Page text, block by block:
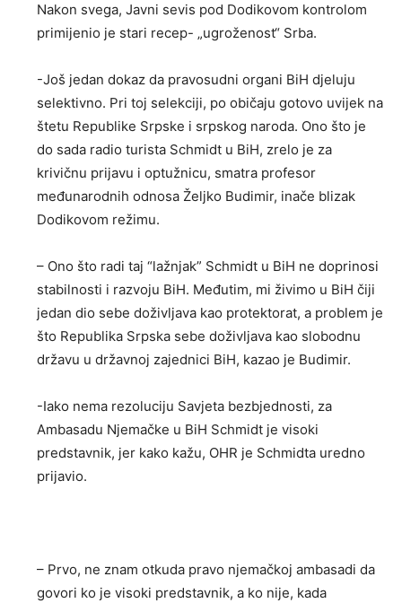
Nakon svega, Javni sevis pod Dodikovom kontrolom
primijenio je stari recep- „ugroženost“ Srba.
-Јoš jedan dokaz da pravosudni organi BiH djeluju
selektivno. Pri toj selekciji, po običaju gotovo uvijek na
štetu Republike Srpske i srpskog naroda. Ono što je
do sada radio turista Schmidt u BiH, zrelo je za
krivičnu prijavu i optužnicu, smatra profesor
međunarodnih odnosa Željko Budimir, inače blizak
Dodikovom režimu.
– Ono što radi taj “lažnjak” Schmidt u BiH ne doprinosi
stabilnosti i razvoju BiH. Međutim, mi živimo u BiH čiji
jedan dio sebe doživljava kao protektorat, a problem je
što Republika Srpska sebe doživljava kao slobodnu
državu u državnoj zajednici BiH, kazao je Budimir.
-Iako nema rezoluciju Savjeta bezbjednosti, za
Ambasadu Njemačke u BiH Schmidt je visoki
predstavnik, jer kako kažu, OHR je Schmidta uredno
prijavio.
– Prvo, ne znam otkuda pravo njemačkoj ambasadi da
govori ko je visoki predstavnik, a ko nije, kada